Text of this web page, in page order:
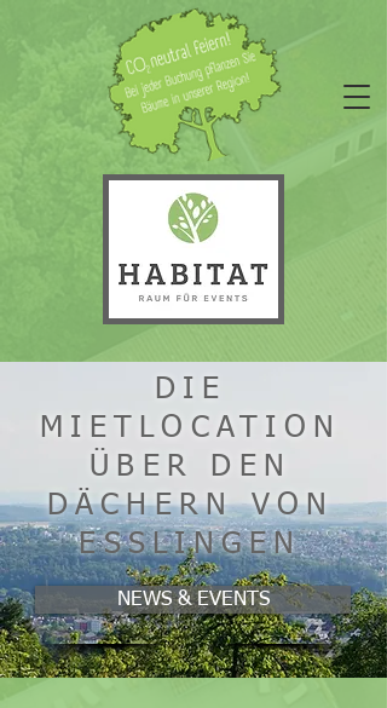
DIE
MIETLOCATION
ÜBER DEN
DÄCHERN VON
ESSLINGEN
NEWS & EVENTS